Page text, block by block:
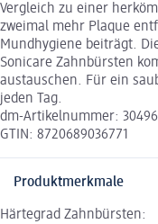
Vergleich zu einer
zweimal mehr Plaque
Mundhygiene beiträgt.
Sonicare Zahnbürsten
austauschen. Für ein
jeden Tag.
dm-Artikelnummer:
GTIN: 8720689036771
Produktmerkmale
Härtegrad Zahnbürsten: